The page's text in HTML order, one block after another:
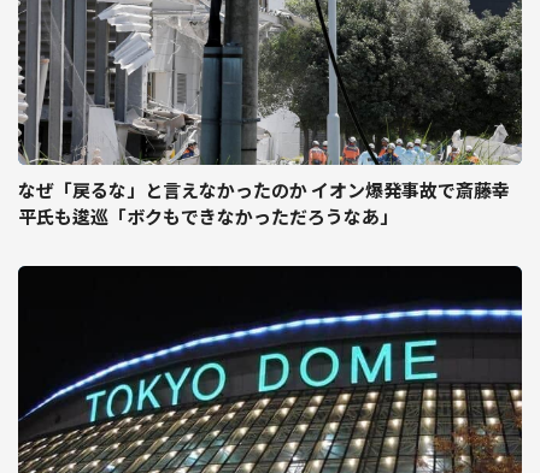
なぜ「戻るな」と言えなかったのか イオン爆発事故で斎藤幸
平氏も逡巡「ボクもできなかっただろうなあ」